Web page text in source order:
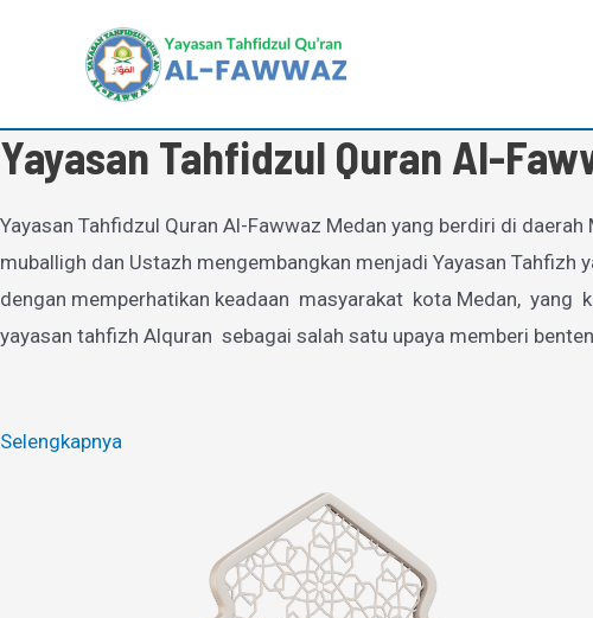
Yayasan Tahfidzul Quran Al-
Yayasan Tahfidzul Quran Al-Fawwaz Medan yang berdiri di
muballigh dan Ustazh mengembangkan menjadi Yayasan
dengan memperhatikan keadaan masyarakat kota Medan, yang
yayasan tahfizh Alquran sebagai salah satu upaya memberi
Selengkapnya